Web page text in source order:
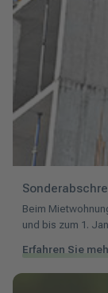
Beim
und bis zum 1.
Erfahren Sie